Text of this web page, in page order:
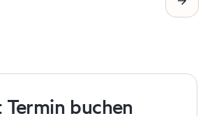
Termin buchen